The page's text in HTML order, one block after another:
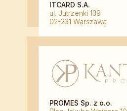
ITCARD S.A.
ul. Jutrzenki 139
02-231 Warszawa
PROMES Sp. z o.o.